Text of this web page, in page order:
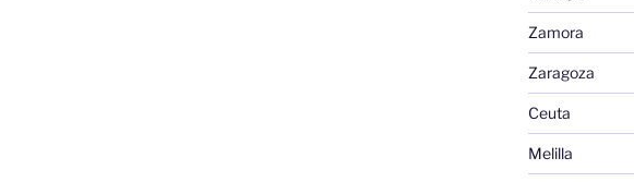
Zamora
Zaragoza
Ceuta
Melilla